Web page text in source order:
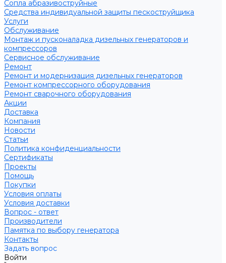
Сопла абразивоструйные
Средства индивидуальной защиты пескоструйщика
Услуги
Обслуживание
Монтаж и пусконаладка дизельных генераторов и
компрессоров
Сервисное обслуживание
Ремонт
Ремонт и модернизация дизельных генераторов
Ремонт компрессорного оборудования
Ремонт сварочного оборудования
Акции
Доставка
Компания
Новости
Статьи
Политика конфиденциальности
Сертификаты
Проекты
Помощь
Покупки
Условия оплаты
Условия доставки
Вопрос - ответ
Производители
Памятка по выбору генератора
Контакты
Задать вопрос
Войти